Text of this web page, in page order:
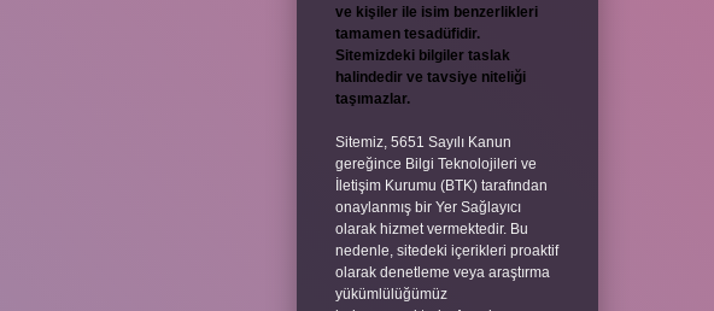
ve kişiler ile isim benzerlikleri
tamamen tesadüfidir.
Sitemizdeki bilgiler taslak
halindedir ve tavsiye niteliği
taşımazlar.
Sitemiz, 5651 Sayılı Kanun
gereğince Bilgi Teknolojileri ve
İletişim Kurumu (BTK) tarafından
onaylanmış bir Yer Sağlayıcı
olarak hizmet vermektedir. Bu
nedenle, sitedeki içerikleri proaktif
olarak denetleme veya araştırma
yükümlülüğümüz